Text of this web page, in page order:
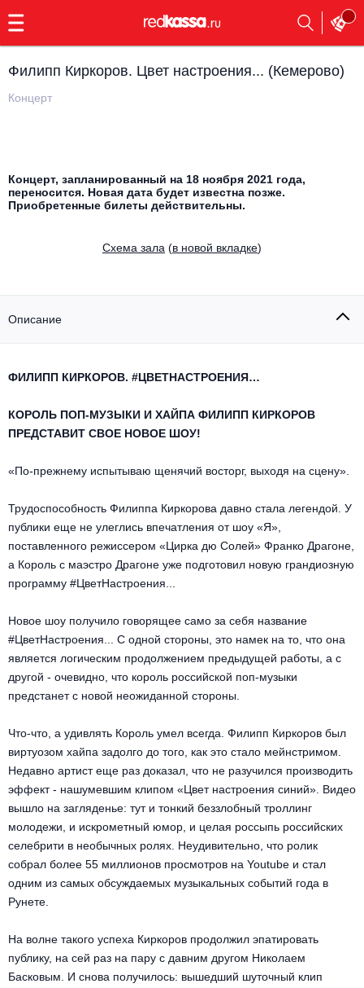
Как купить
23:00
Заказать
обратный
Электронная музыка
Rap, hip-hop, RnB
Поп и эстрада
Альтернатива
Open-air на ВДНХ
Джаз и блюз
Этно, фолк, кантри
Рок
Шансон, романс, авторская песня
Металл
Все события
Известные актёры
Мюзикл, оперетта
Балет
Драма
Музыкальный спектакль
Все события
Детский концерт
Детский мюзикл
Филипп Киркоров. Цвет настроения... (Кемерово)
Концерт
Концерт, запланированный на 18 ноября 2021 года,
переносится. Новая дата будет известна позже.
Приобретенные билеты действительны.
Cхема зала (в новой вкладке)
Описание
ФИЛИПП КИРКОРОВ. #ЦВЕТНАСТРОЕНИЯ…
КОРОЛЬ ПОП-МУЗЫКИ И ХАЙПА ФИЛИПП КИРКОРОВ
ПРЕДСТАВИТ СВОЕ НОВОЕ ШОУ!
«По-прежнему испытываю щенячий восторг, выходя на сцену».
Трудоспособность Филиппа Киркорова давно стала легендой. У
публики еще не улеглись впечатления от шоу «Я»,
поставленного режиссером «Цирка дю Солей» Франко Драгоне,
а Король с маэстро Драгоне уже подготовил новую грандиозную
программу #ЦветНастроения...
Новое шоу получило говорящее само за себя название
#ЦветНастроения... С одной стороны, это намек на то, что она
является логическим продолжением предыдущей работы, а с
другой - очевидно, что король российской поп-музыки
предстанет с новой неожиданной стороны.
Что-что, а удивлять Король умел всегда. Филипп Киркоров был
виртуозом хайпа задолго до того, как это стало мейнстримом.
Недавно артист еще раз доказал, что не разучился производить
эффект - нашумевшим клипом «Цвет настроения синий». Видео
вышло на загляденье: тут и тонкий беззлобный троллинг
молодежи, и искрометный юмор, и целая россыпь российских
селебрити в необычных ролях. Неудивительно, что ролик
собрал более 55 миллионов просмотров на Youtube и стал
одним из самых обсуждаемых музыкальных событий года в
Рунете.
На волне такого успеха Киркоров продолжил эпатировать
публику, на сей раз на пару с давним другом Николаем
Басковым. И снова получилось: вышедший шуточный клип